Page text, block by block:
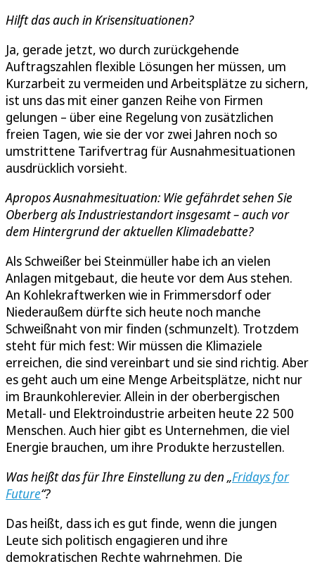
Hilft das auch in Krisensituationen?
Ja, gerade jetzt, wo durch zurückgehende
Auftragszahlen flexible Lösungen her müssen, um
Kurzarbeit zu vermeiden und Arbeitsplätze zu sichern,
ist uns das mit einer ganzen Reihe von Firmen
gelungen – über eine Regelung von zusätzlichen
freien Tagen, wie sie der vor zwei Jahren noch so
umstrittene Tarifvertrag für Ausnahmesituationen
ausdrücklich vorsieht.
Apropos Ausnahmesituation: Wie gefährdet sehen Sie
Oberberg als Industriestandort insgesamt – auch vor
dem Hintergrund der aktuellen Klimadebatte?
Als Schweißer bei Steinmüller habe ich an vielen
Anlagen mitgebaut, die heute vor dem Aus stehen.
An Kohlekraftwerken wie in Frimmersdorf oder
Niederaußem dürfte sich heute noch manche
Schweißnaht von mir finden (schmunzelt). Trotzdem
steht für mich fest: Wir müssen die Klimaziele
erreichen, die sind vereinbart und sie sind richtig. Aber
es geht auch um eine Menge Arbeitsplätze, nicht nur
im Braunkohlerevier. Allein in der oberbergischen
Metall- und Elektroindustrie arbeiten heute 22 500
Menschen. Auch hier gibt es Unternehmen, die viel
Energie brauchen, um ihre Produkte herzustellen.
Was heißt das für Ihre Einstellung zu den „Fridays for
Future“?
Das heißt, dass ich es gut finde, wenn die jungen
Leute sich politisch engagieren und ihre
demokratischen Rechte wahrnehmen. Die